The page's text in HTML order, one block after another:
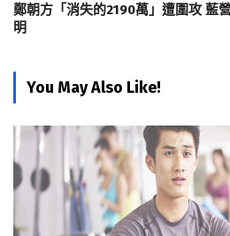
鄭朝方「消失的2190萬」遭圍攻 藍
明
You May Also Like!